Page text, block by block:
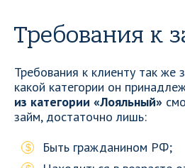
Требования к
Требования к клиенту так же
какой категории он
из категории «Лояльный»
займ, достаточно лишь:
Быть гражданином РФ;